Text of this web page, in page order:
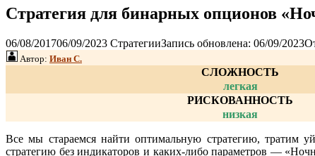
Стратегия для бинарных опционов
06/08/201706/09/2023 СтратегииЗапись обновлена: 06/09/2023
Автор: Иван С.
СЛОЖНОСТЬ
легкая
РИСКОВАННОСТЬ
низкая
Все мы стараемся найти оптимальную стратегию, тратим
стратегию без индикаторов и каких-либо параметров —